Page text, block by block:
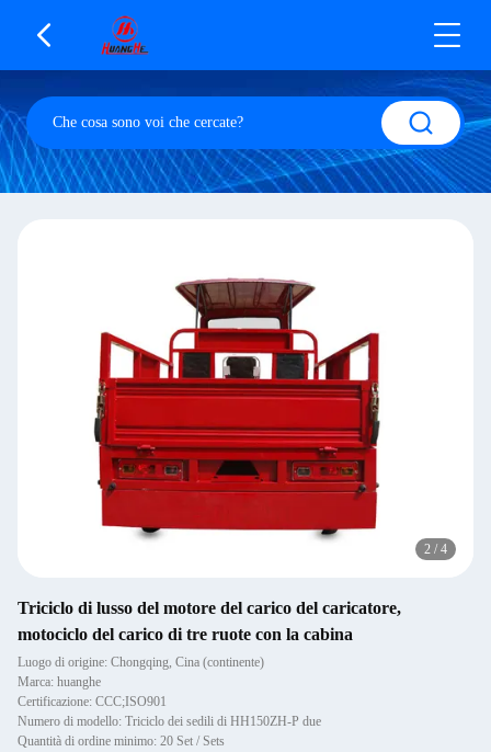
2 / 4
Triciclo di lusso del motore del carico del caricatore,
motociclo del carico di tre ruote con la cabina
Luogo di origine: Chongqing, Cina (continente)
Marca: huanghe
Certificazione: CCC;ISO901
Numero di modello: Triciclo dei sedili di HH150ZH-P due
Quantità di ordine minimo: 20 Set / Sets